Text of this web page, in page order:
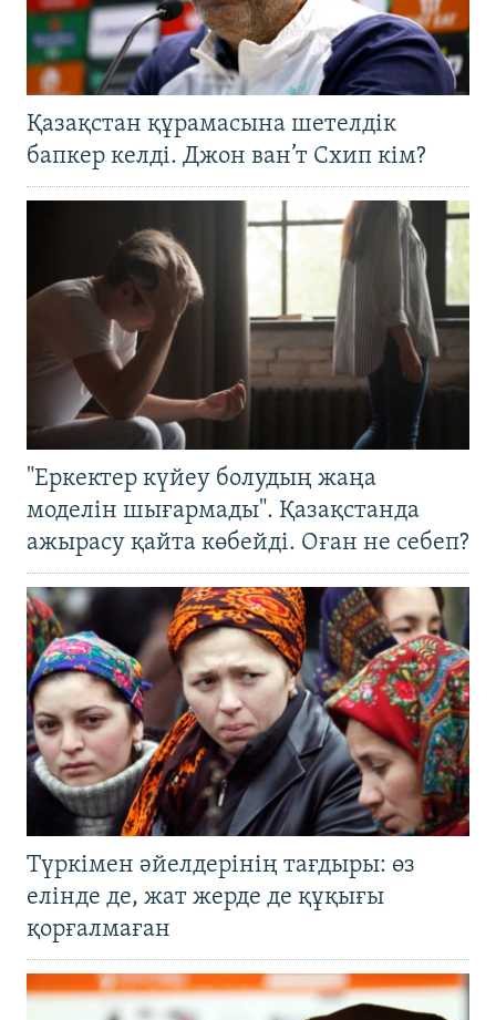
Қазақстан құрамасына шетелдік
бапкер келді. Джон ван’т Схип кім?
"Еркектер күйеу болудың жаңа
моделін шығармады". Қазақстанда
ажырасу қайта көбейді. Оған не себеп?
Түркімен әйелдерінің тағдыры: өз
елінде де, жат жерде де құқығы
қорғалмаған